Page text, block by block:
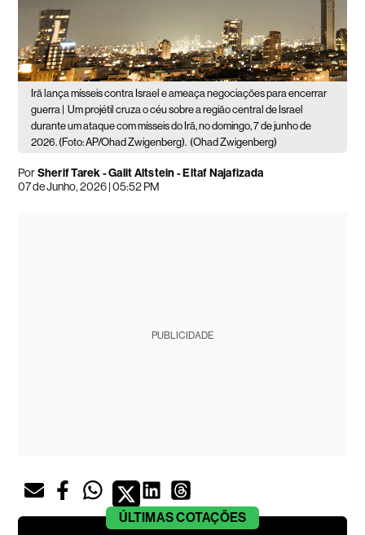
Irã lança mísseis contra Israel e ameaça negociações para encerrar
guerra |
Um projétil cruza o céu sobre a região central de Israel
durante um ataque com mísseis do Irã, no domingo, 7 de junho de
2026. (Foto: AP/Ohad Zwigenberg). (Ohad Zwigenberg)
PorSherif Tarek - Galit Altstein - Eltaf Najafizada
07 de Junho, 2026 | 05:52 PM
PUBLICIDADE
ÚLTIMASCOTAÇÕES